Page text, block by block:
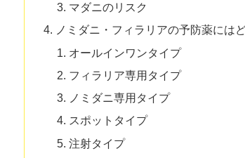
マダニのリスク
ノミダニ・フィラリアの予防薬には
オールインワンタイプ
フィラリア専用タイプ
ノミダニ専用タイプ
スポットタイプ
注射タイプ